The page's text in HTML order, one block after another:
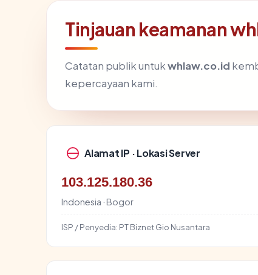
Tinjauan keamanan
Catatan publik untukwhlaw.co.id
kepercayaan kami.
Alamat IP · Lokasi Server
103.125.180.36
Indonesia · Bogor
ISP / Penyedia: PT Biznet Gio Nusantara